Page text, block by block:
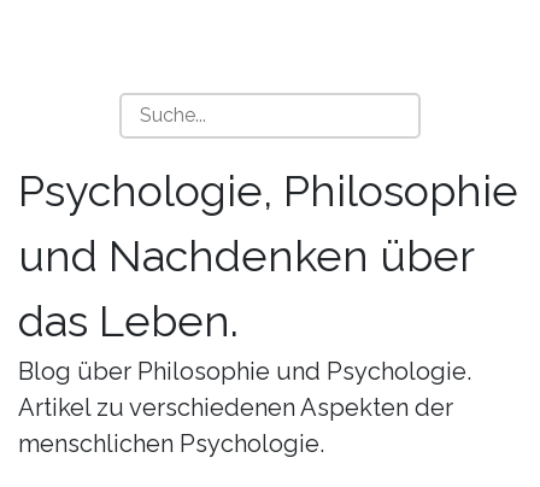
Psychologie, Philosophie
und Nachdenken über
das Leben.
Blog über Philosophie und Psychologie.
Artikel zu verschiedenen Aspekten der
menschlichen Psychologie.